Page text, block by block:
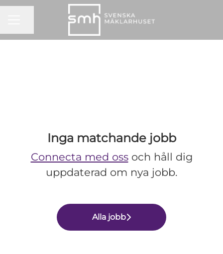
Inga matchande jobb
Connecta med ossoch håll dig
uppdaterad om nya jobb.
Alla jobb